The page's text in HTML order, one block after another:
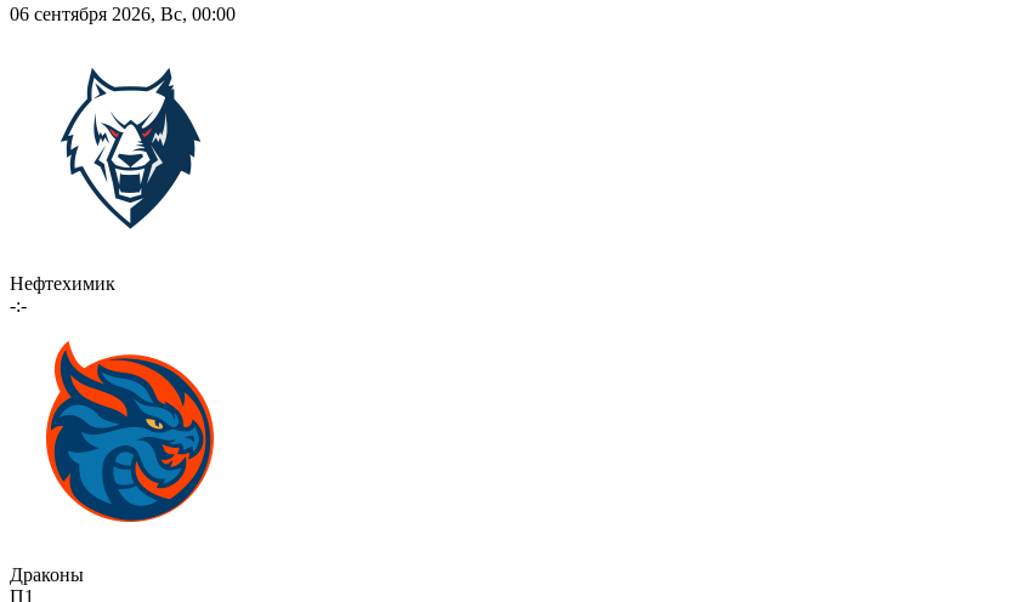
06 сентября 2026, Вс, 00:00
Нефтехимик
-:-
Драконы
П1